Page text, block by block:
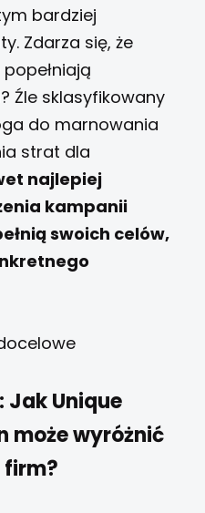
bardziej
Zdarza się, że
Źle sklasyfikowany
do marnowania
strat dla
najlepiej
kampanii
swoich celów,
Jak Unique
może wyróżnić
firm?